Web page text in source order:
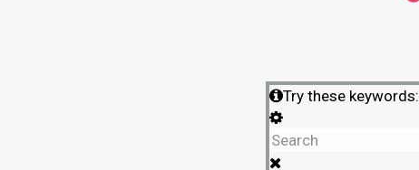
Try these keywords: